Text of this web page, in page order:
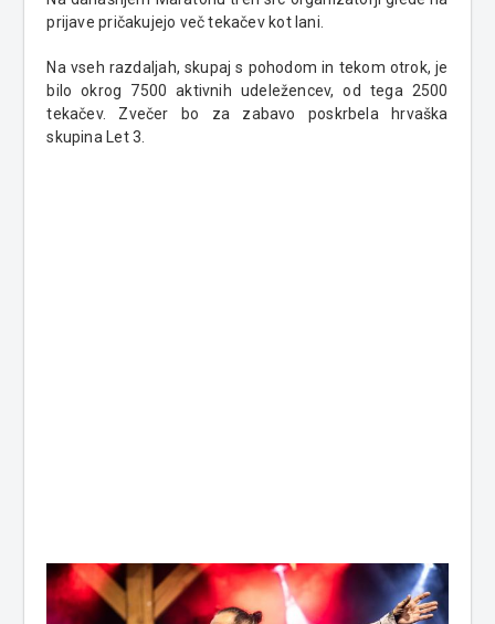
prijave pričakujejo več tekačev kot lani.
Na vseh razdaljah, skupaj s pohodom in tekom otrok, je
bilo okrog 7500 aktivnih udeležencev, od tega 2500
tekačev. Zvečer bo za zabavo poskrbela hrvaška
skupina Let 3.